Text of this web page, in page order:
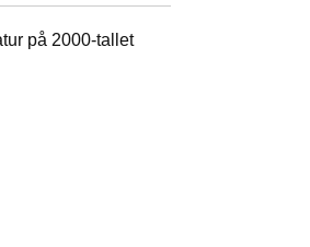
på 2000-tallet